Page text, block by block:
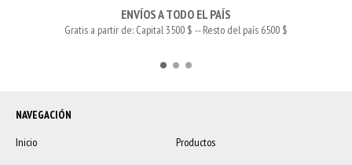
ENVÍOS A TODO EL PAÍS
Gratis a partir de: Capital 3500 $ -- Resto del país 6500 $
NAVEGACIÓN
Inicio
Productos